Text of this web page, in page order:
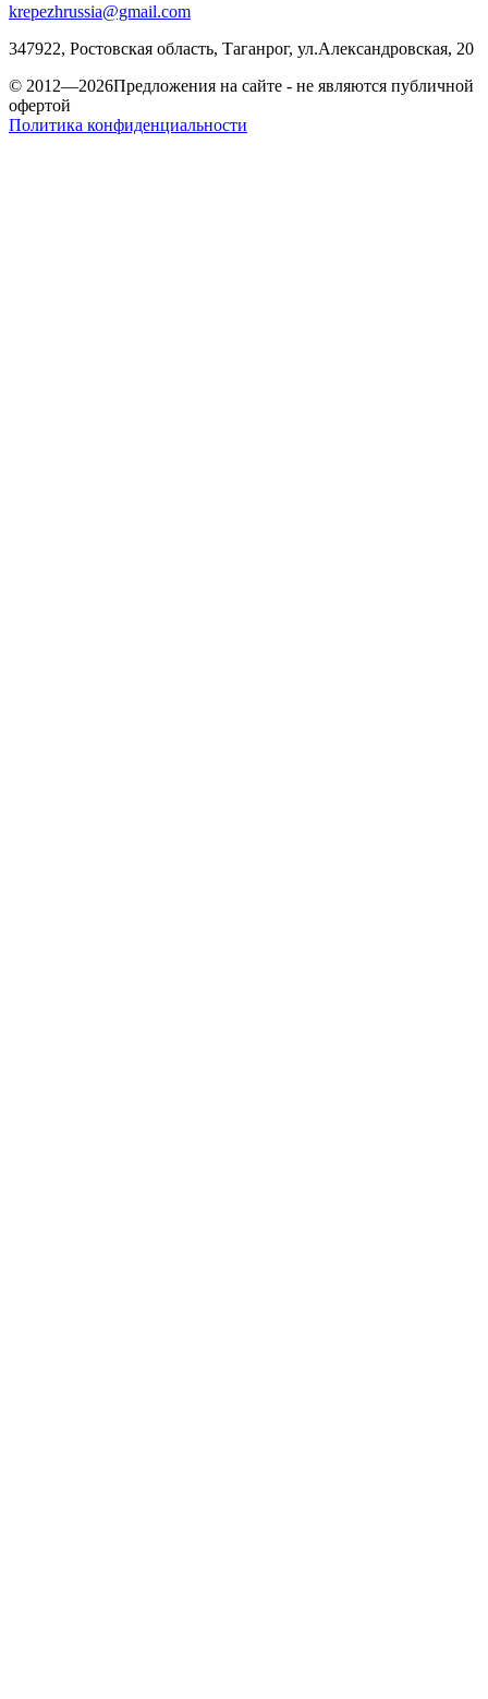
krepezhrussia@gmail.com
347922, Ростовская область, Таганрог, ул.Александровская, 20
© 2012—2026Предложения на сайте - не являются публичной
офертой
Политика конфиденциальности